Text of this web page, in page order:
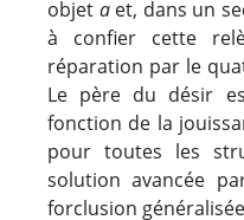
objet aet, dans un
à confier cette
réparation par le
Le père du désir
fonction de la
pour toutes les
solution avancée
forclusion